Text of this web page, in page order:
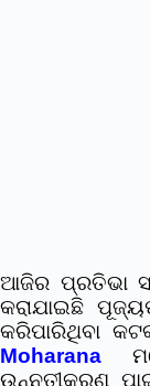
ଆଜିର ପ୍ରତିଭା
କରାଯାଇଛି
କରିପାରିଥିବା
Moharana
ଉନ୍ନତୀକରଣ